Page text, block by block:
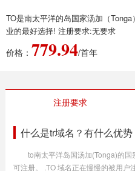
TO是南太平洋的岛国家汤加（
业的最好选择! 注册要求:无要求
价格： 779.94/首年
注册要求
什么是tr域名？有什么优势
to南太平洋岛国汤加(Tonga)的
可注册。 .TO 域名正在慢慢的被用户